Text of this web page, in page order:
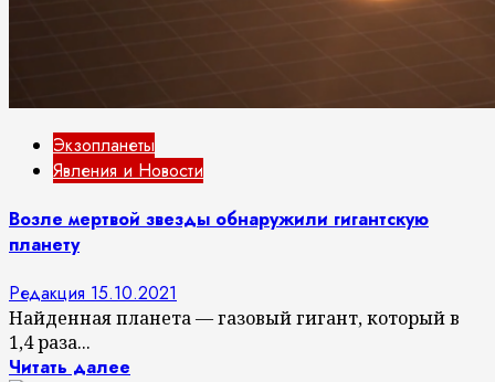
Экзопланеты
Явления и Новости
Возле мертвой звезды обнаружили гигантскую
планету
Редакция 15.10.2021
Найденная планета — газовый гигант, который в
1,4 раза...
Читать далее